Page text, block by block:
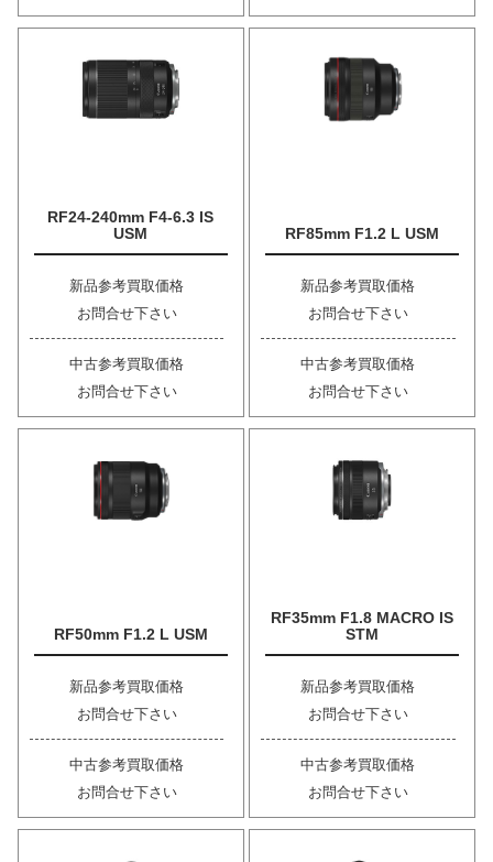
RF24-240mm F4-6.3 IS
USM
新品参考買取価格
お問合せ下さい
中古参考買取価格
お問合せ下さい
RF85mm F1.2 L USM
新品参考買取価格
お問合せ下さい
中古参考買取価格
お問合せ下さい
RF50mm F1.2 L USM
新品参考買取価格
お問合せ下さい
中古参考買取価格
お問合せ下さい
RF35mm F1.8 MACRO IS
STM
新品参考買取価格
お問合せ下さい
中古参考買取価格
お問合せ下さい